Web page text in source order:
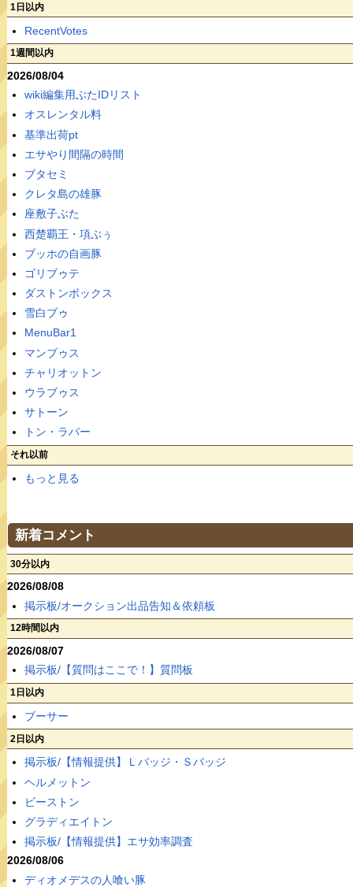
1日以内
RecentVotes
1週間以内
2026/08/04
wiki編集用ぶたIDリスト
オスレンタル料
基準出荷pt
エサやり間隔の時間
ブタセミ
クレタ島の雄豚
座敷子ぶた
西楚覇王・項ぶぅ
ブッホの自画豚
ゴリブゥテ
ダストンボックス
雪白ブゥ
MenuBar1
マンブゥス
チャリオットン
ウラブゥス
サトーン
トン・ラバー
それ以前
もっと見る
新着コメント
30分以内
2026/08/08
掲示板/オークション出品告知＆依頼板
12時間以内
2026/08/07
掲示板/【質問はここで！】質問板
1日以内
ブーサー
2日以内
掲示板/【情報提供】Ｌバッジ・Ｓバッジ
ヘルメットン
ビーストン
グラディエイトン
掲示板/【情報提供】エサ効率調査
2026/08/06
ディオメデスの人喰い豚